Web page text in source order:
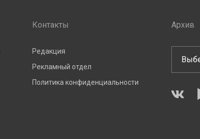
Контакты
Редакция
Рекламный отдел
Политика конфиденциальности
Архив